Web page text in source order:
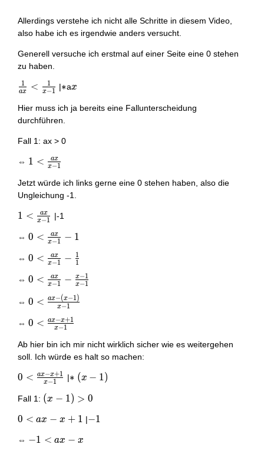
Allerdings verstehe ich nicht alle Schritte in diesem Video,
also habe ich es irgendwie anders versucht.
Generell versuche ich erstmal auf einer Seite eine 0 stehen
zu haben.
\frac{1}
<\frac{1}
{x-1}
ax
1 < x−1
1 |*
∗ax
x
Hier muss ich ja bereits eine Fallunterscheidung
durchführen.
Fall 1: ax > 0
⇔ 1 <
{x-1}
1 < x−1
ax
Jetzt würde ich links gerne eine 0 stehen haben, also die
Ungleichung -1.
1 <
{x-1}
1 < x−1
ax |-1
⇔ 0 <
{x-1} - 1
0 < x−1
ax − 1
⇔ 0 <
{x-1} -
\frac{1}
{1}
0 < x−1
ax − 1
1
⇔ 0 <
\frac{ax}
{x-1} -
1}{x-1}
0 < x−1
ax − x−1
x−1
⇔ 0 <
-(x-1)}
0 < x−1
ax−(x−1)
⇔ 0 <
- x+1}
{x-1}
0 < x−1
ax−x+1
Ab hier bin ich mir nicht wirklich sicher wie es weitergehen
soll. Ich würde es halt so machen:
0 <
- x+1}
{x-1}
0 < x−1
ax−x+1 |*
∗ (x-
(x − 1)
Fall 1: (x-
>
(x − 1) > 0
0
ax
0 < ax − x + 1 |-1
−1
⇔ -1
−1 < ax − x